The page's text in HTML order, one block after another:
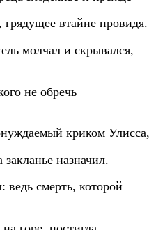
втайне провидя.
молчал и скрывался,
не обречь
криком Улисса,
назначил.
ведь смерть, которой